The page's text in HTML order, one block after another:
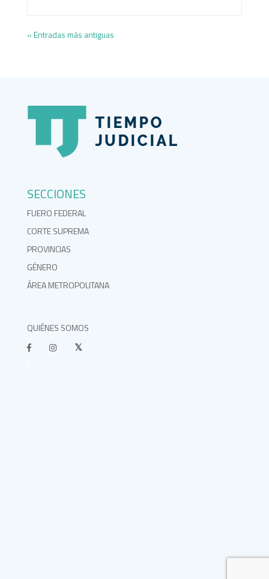
« Entradas más antiguas
SECCIONES
FUERO FEDERAL
CORTE SUPREMA
PROVINCIAS
GÉNERO
ÁREA METROPOLITANA
QUIÉNES SOMOS